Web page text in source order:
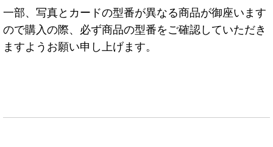
一部、写真とカードの型番が異なる商品が御座います
ので購入の際、必ず商品の型番をご確認していただき
ますようお願い申し上げます。